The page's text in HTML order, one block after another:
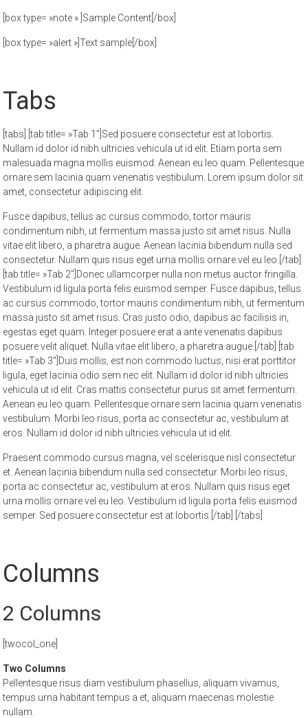
[box type= »note » ]Sample Content[/box]
[box type= »alert »]Text sample[/box]
Tabs
[tabs] [tab title= »Tab 1″]Sed posuere consectetur est at lobortis.
Nullam id dolor id nibh ultricies vehicula ut id elit. Etiam porta sem
malesuada magna mollis euismod. Aenean eu leo quam. Pellentesque
ornare sem lacinia quam venenatis vestibulum. Lorem ipsum dolor sit
amet, consectetur adipiscing elit.
Fusce dapibus, tellus ac cursus commodo, tortor mauris
condimentum nibh, ut fermentum massa justo sit amet risus. Nulla
vitae elit libero, a pharetra augue. Aenean lacinia bibendum nulla sed
consectetur. Nullam quis risus eget urna mollis ornare vel eu leo.[/tab]
[tab title= »Tab 2″]Donec ullamcorper nulla non metus auctor fringilla.
Vestibulum id ligula porta felis euismod semper. Fusce dapibus, tellus
ac cursus commodo, tortor mauris condimentum nibh, ut fermentum
massa justo sit amet risus. Cras justo odio, dapibus ac facilisis in,
egestas eget quam. Integer posuere erat a ante venenatis dapibus
posuere velit aliquet. Nulla vitae elit libero, a pharetra augue.[/tab] [tab
title= »Tab 3″]Duis mollis, est non commodo luctus, nisi erat porttitor
ligula, eget lacinia odio sem nec elit. Nullam id dolor id nibh ultricies
vehicula ut id elit. Cras mattis consectetur purus sit amet fermentum.
Aenean eu leo quam. Pellentesque ornare sem lacinia quam venenatis
vestibulum. Morbi leo risus, porta ac consectetur ac, vestibulum at
eros. Nullam id dolor id nibh ultricies vehicula ut id elit.
Praesent commodo cursus magna, vel scelerisque nisl consectetur
et. Aenean lacinia bibendum nulla sed consectetur. Morbi leo risus,
porta ac consectetur ac, vestibulum at eros. Nullam quis risus eget
urna mollis ornare vel eu leo. Vestibulum id ligula porta felis euismod
semper. Sed posuere consectetur est at lobortis.[/tab] [/tabs]
Columns
2 Columns
[twocol_one]
Two Columns
Pellentesque risus diam vestibulum phasellus, aliquam vivamus,
tempus urna habitant tempus a et, aliquam maecenas molestie
nullam.